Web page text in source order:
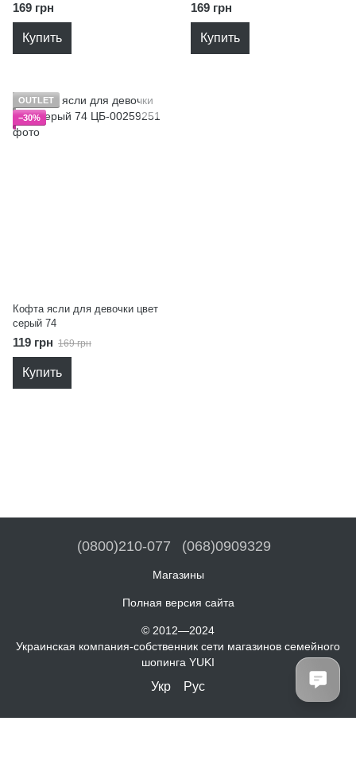
169 грн
Купить
169 грн
Купить
OUTLET
−30%
Кофта ясли для девочки цвет
серый 74
119 грн 169 грн
Купить
(0800)210-077 (068)0909329
Магазины
Полная версия сайта
© 2012—2024
Украинская компания-собственник сети магазинов семейного
шопинга YUKI
Укр Рус